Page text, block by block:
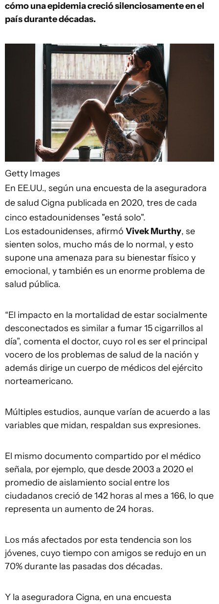
cómo una epidemia creció silenciosamente en el
país durante décadas.
Getty Images
En EE.UU., según una encuesta de la aseguradora
de salud Cigna publicada en 2020, tres de cada
cinco estadounidenses "está solo".
Los estadounidenses, afirmó Vivek Murthy, se
sienten solos, mucho más de lo normal, y esto
supone una amenaza para su bienestar físico y
emocional, y también es un enorme problema de
salud pública.
“El impacto en la mortalidad de estar socialmente
desconectados es similar a fumar 15 cigarrillos al
día”, comenta el doctor, cuyo rol es ser el principal
vocero de los problemas de salud de la nación y
además dirige un cuerpo de médicos del ejército
norteamericano.
Múltiples estudios, aunque varían de acuerdo a las
variables que midan, respaldan sus expresiones.
El mismo documento compartido por el médico
señala, por ejemplo, que desde 2003 a 2020 el
promedio de aislamiento social entre los
ciudadanos creció de 142 horas al mes a 166, lo que
representa un aumento de 24 horas.
Los más afectados por esta tendencia son los
jóvenes, cuyo tiempo con amigos se redujo en un
70% durante las pasadas dos décadas.
Y la aseguradora Cigna, en una encuesta